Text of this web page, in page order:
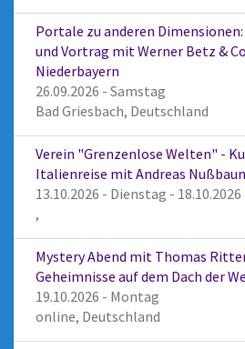
Portale zu anderen
und Vortrag mit Werner Betz &
Niederbayern
26.09.2026 - Samstag
Bad Griesbach, Deutschland
Verein "Grenzenlose Welten" -
Italienreise mit Andreas
13.10.2026 - Dienstag -
,
Mystery Abend mit Thomas
Geheimnisse auf dem Dach der
19.10.2026 - Montag
online, Deutschland